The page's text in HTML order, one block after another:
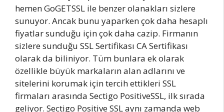
hemen GoGETSSL ile benzer olanakları sizlere
sunuyor. Ancak bunu yaparken çok daha hesaplı
fiyatlar sunduğu için çok daha cazip. Firmanın
sizlere sunduğu SSL Sertifikası CA Sertifikası
olarak da biliniyor. Tüm bunlara ek olarak
özellikle büyük markaların alan adlarını ve
sitelerini korumak için tercih ettikleri SSL
firmaları arasında Sectigo PositiveSSL, ilk sırada
geliyor. Sectigo Positive SSL aynı zamanda web